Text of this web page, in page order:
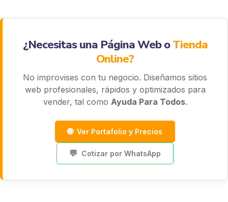
¿Necesitas una Página Web oTienda
Online?
No improvises con tu negocio. Diseñamos sitios
web profesionales, rápidos y optimizados para
vender, tal como Ayuda Para Todos.
🌐 Ver Portafolio y Precios
💬 Cotizar por WhatsApp